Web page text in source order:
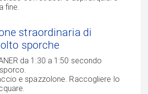
fine.
straordinaria di
sporche
da 1:30 a 1:50 secondo
e spazzolone. Raccogliere lo